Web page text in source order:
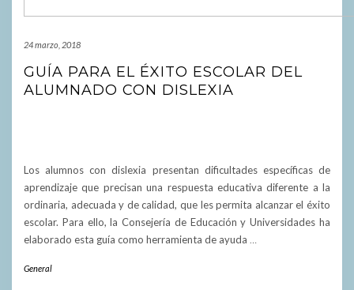
24 marzo, 2018
GUÍA PARA EL ÉXITO ESCOLAR DEL
ALUMNADO CON DISLEXIA
Los alumnos con dislexia presentan dificultades específicas de
aprendizaje que precisan una respuesta educativa diferente a la
ordinaria, adecuada y de calidad, que les permita alcanzar el éxito
escolar. Para ello, la Consejería de Educación y Universidades ha
elaborado esta guía como herramienta de ayuda …
General